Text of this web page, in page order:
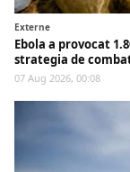
Externe
Ebola a provocat
strategia de
07 Aug 2026, 00:08